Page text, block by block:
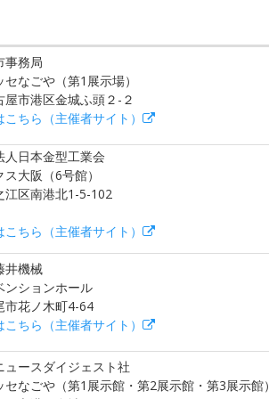
事務局
なごや（第1展示場）
市港区金城ふ頭２-２
ちら（主催者サイト）
人日本金型工業会
大阪（6号館）
江区南港北1-5-102
ちら（主催者サイト）
井機械
ンションホール
市花ノ木町4-64
ちら（主催者サイト）
ュースダイジェスト社
なごや（第1展示館・第2展示館・第3展示館）